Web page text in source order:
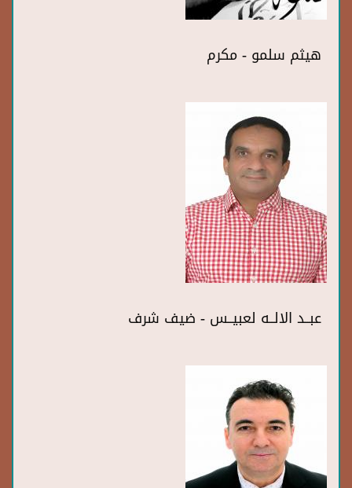
هيثم سلمو - مكرم
عبــد الالــه لعبيــس - ضيف شرف